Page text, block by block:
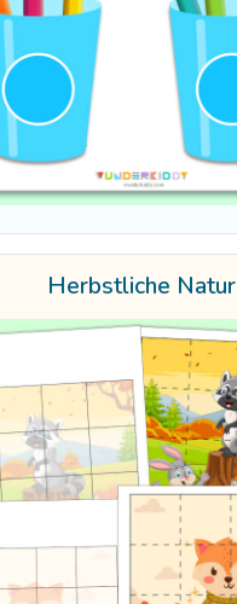
Herbstliche Natur